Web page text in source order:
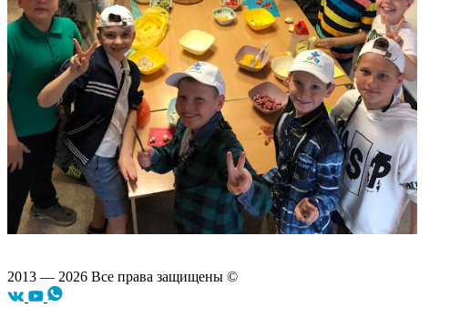
2013 — 2026 Все права защищены ©